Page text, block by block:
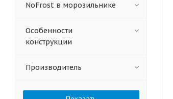
NoFrost в морозильнике
Особенности
конструкции
Производитель